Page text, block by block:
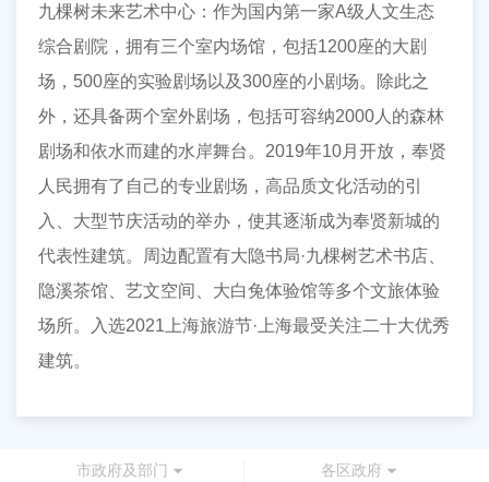
九棵树未来艺术中心：作为国内第一家A级人文生态
综合剧院，拥有三个室内场馆，包括1200座的大剧
场，500座的实验剧场以及300座的小剧场。除此之
外，还具备两个室外剧场，包括可容纳2000人的森林
剧场和依水而建的水岸舞台。2019年10月开放，奉贤
人民拥有了自己的专业剧场，高品质文化活动的引
入、大型节庆活动的举办，使其逐渐成为奉贤新城的
代表性建筑。周边配置有大隐书局·九棵树艺术书店、
隐溪茶馆、艺文空间、大白兔体验馆等多个文旅体验
场所。入选2021上海旅游节·上海最受关注二十大优秀
建筑。
市政府及部门 各区政府